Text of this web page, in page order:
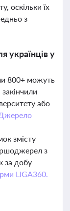
оскільки їх
з
українців у
800+ можуть
або
змісту
з
за добу
LIGA360.